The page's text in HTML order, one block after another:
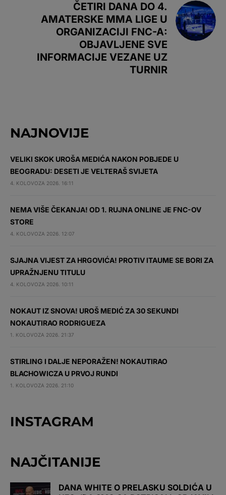
ČETIRI DANA DO 4.
AMATERSKE MMA LIGE U
ORGANIZACIJI FNC-A:
OBJAVLJENE SVE
INFORMACIJE VEZANE UZ
TURNIR
NAJNOVIJE
VELIKI SKOK UROŠA MEDIĆA NAKON POBJEDE U
BEOGRADU: DESETI JE VELTERAŠ SVIJETA
4. KOLOVOZA 2026. 16:11
NEMA VIŠE ČEKANJA! OD 1. RUJNA ONLINE JE FNC-OV
STORE
4. KOLOVOZA 2026. 12:07
SJAJNA VIJEST ZA HRGOVIĆA! PROTIV ITAUME SE BORI ZA
UPRAŽNJENU TITULU
4. KOLOVOZA 2026. 10:11
NOKAUT IZ SNOVA! UROŠ MEDIĆ ZA 30 SEKUNDI
NOKAUTIRAO RODRIGUEZA
1. KOLOVOZA 2026. 21:37
STIRLING I DALJE NEPORAŽEN! NOKAUTIRAO
BLACHOWICZA U PRVOJ RUNDI
1. KOLOVOZA 2026. 21:10
INSTAGRAM
NAJČITANIJE
DANA WHITE O PRELASKU SOLDIĆA U